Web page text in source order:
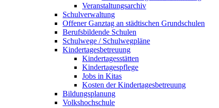
Veranstaltungsarchiv
Schulverwaltung
Offener Ganztag an städtischen Grundschulen
Berufsbildende Schulen
Schulwege / Schulwegpläne
Kindertagesbetreuung
Kindertagesstätten
Kindertagespflege
Jobs in Kitas
Kosten der Kindertagesbetreuung
Bildungsplanung
Volkshochschule